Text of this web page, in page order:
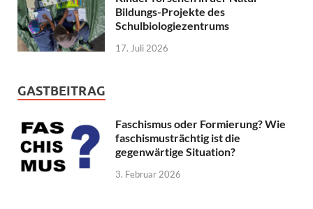
Bildungs-Projekte des
Schulbiologiezentrums
17. Juli 2026
GASTBEITRAG
Faschismus oder Formierung? Wie
faschismusträchtig ist die
gegenwärtige Situation?
3. Februar 2026